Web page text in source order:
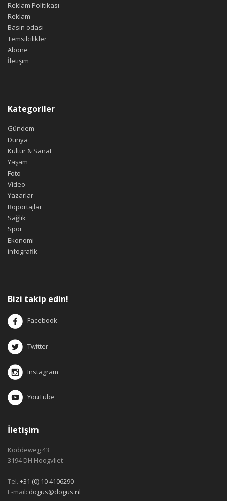
Reklam Politikası
Reklam
Basın odası
Temsilcilikler
Abone
İletişim
Kategoriler
Gündem
Dünya
Kültür & Sanat
Yaşam
Foto
Video
Yazarlar
Röportajlar
Sağlık
Spor
Ekonomi
infografik
Bizi takip edin!
Facebook
Twitter
Instagram
YouTube
İletişim
Koddeweg 43
3194 DH Hoogvliet
Tel. +31 (0) 10 4106290
E-mail: dogus@dogus.nl